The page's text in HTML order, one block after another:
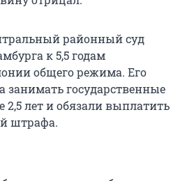
районный суд
к 5,5 годам
общего режима. Его
государственные
2,5 лет и обязали выплатить
штрафа.